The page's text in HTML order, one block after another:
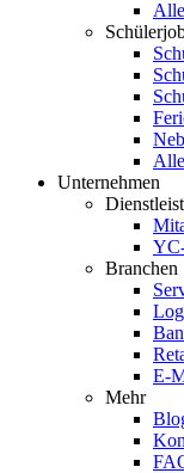
Unternehmen
Branchen
E-
Mehr